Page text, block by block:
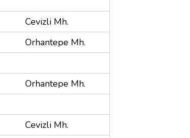
Cevizli Mh.
Orhantepe Mh.
Orhantepe Mh.
Cevizli Mh.